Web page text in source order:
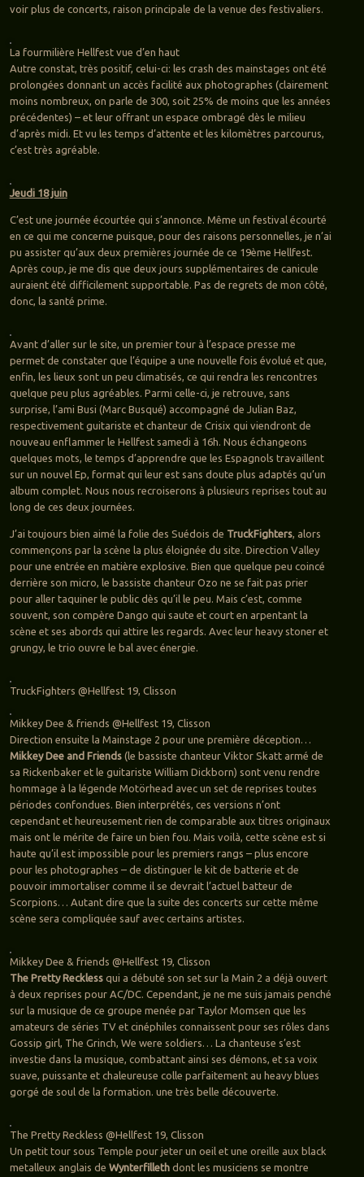
voir plus de concerts, raison principale de la venue des festivaliers.
La fourmilière Hellfest vue d’en haut
Autre constat, très positif, celui-ci: les crash des mainstages ont été
prolongées donnant un accès facilité aux photographes (clairement
moins nombreux, on parle de 300, soit 25% de moins que les années
précédentes) – et leur offrant un espace ombragé dès le milieu
d’après midi. Et vu les temps d’attente et les kilomètres parcourus,
c’est très agréable.
Jeudi 18 juin
C’est une journée écourtée qui s’annonce. Même un festival écourté
en ce qui me concerne puisque, pour des raisons personnelles, je n’ai
pu assister qu’aux deux premières journée de ce 19ème Hellfest.
Après coup, je me dis que deux jours supplémentaires de canicule
auraient été difficilement supportable. Pas de regrets de mon côté,
donc, la santé prime.
Avant d’aller sur le site, un premier tour à l’espace presse me
permet de constater que l’équipe a une nouvelle fois évolué et que,
enfin, les lieux sont un peu climatisés, ce qui rendra les rencontres
quelque peu plus agréables. Parmi celle-ci, je retrouve, sans
surprise, l’ami Busi (Marc Busqué) accompagné de Julian Baz,
respectivement guitariste et chanteur de Crisix qui viendront de
nouveau enflammer le Hellfest samedi à 16h. Nous échangeons
quelques mots, le temps d’apprendre que les Espagnols travaillent
sur un nouvel Ep, format qui leur est sans doute plus adaptés qu’un
album complet. Nous nous recroiserons à plusieurs reprises tout au
long de ces deux journées.
J’ai toujours bien aimé la folie des Suédois de TruckFighters, alors
commençons par la scène la plus éloignée du site. Direction Valley
pour une entrée en matière explosive. Bien que quelque peu coincé
derrière son micro, le bassiste chanteur Ozo ne se fait pas prier
pour aller taquiner le public dès qu’il le peu. Mais c’est, comme
souvent, son compère Dango qui saute et court en arpentant la
scène et ses abords qui attire les regards. Avec leur heavy stoner et
grungy, le trio ouvre le bal avec énergie.
TruckFighters @Hellfest 19, Clisson
Mikkey Dee & friends @Hellfest 19, Clisson
Direction ensuite la Mainstage 2 pour une première déception…
Mikkey Dee and Friends(le bassiste chanteur Viktor Skatt armé de
sa Rickenbaker et le guitariste William Dickborn) sont venu rendre
hommage à la légende Motörhead avec un set de reprises toutes
périodes confondues. Bien interprétés, ces versions n’ont
cependant et heureusement rien de comparable aux titres originaux
mais ont le mérite de faire un bien fou. Mais voilà, cette scène est si
haute qu’il est impossible pour les premiers rangs – plus encore
pour les photographes – de distinguer le kit de batterie et de
pouvoir immortaliser comme il se devrait l’actuel batteur de
Scorpions… Autant dire que la suite des concerts sur cette même
scène sera compliquée sauf avec certains artistes.
Mikkey Dee & friends @Hellfest 19, Clisson
The Pretty Reckless qui a débuté son set sur la Main 2 a déjà ouvert
à deux reprises pour AC/DC. Cependant, je ne me suis jamais penché
sur la musique de ce groupe menée par Taylor Momsen que les
amateurs de séries TV et cinéphiles connaissent pour ses rôles dans
Gossip girl, The Grinch, We were soldiers… La chanteuse s’est
investie dans la musique, combattant ainsi ses démons, et sa voix
suave, puissante et chaleureuse colle parfaitement au heavy blues
gorgé de soul de la formation. une très belle découverte.
The Pretty Reckless @Hellfest 19, Clisson
Un petit tour sous Temple pour jeter un oeil et une oreille aux black
metalleux anglais de Wynterfilleth dont les musiciens se montre